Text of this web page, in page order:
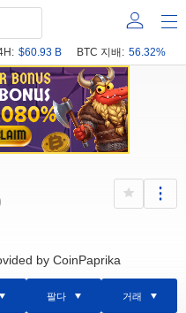
$60.93 B BTC 지배: 56.32%
by CoinPaprika
팔다 거래